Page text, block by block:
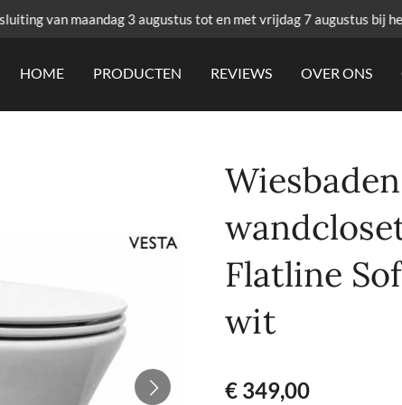
van maandag 3 augustus tot en met vrijdag 7 augustus bij
HOME PRODUCTEN REVIEWS OVER ONS
Flatline
wit
€ 349,00